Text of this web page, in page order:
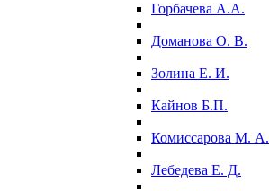
Горбачева А.А.
Доманова О. В.
Золина Е. И.
Кайнов Б.П.
Комиссарова М. А.
Лебедева Е. Д.